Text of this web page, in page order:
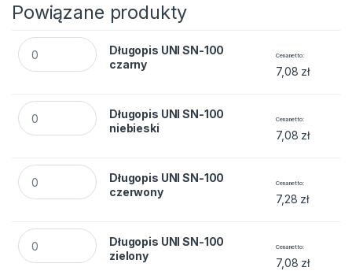
Powiązane produkty
Długopis UNI SN-100 czarny quantity
Długopis UNI SN-100
czarny
Cena netto
7,08 zł
Długopis UNI SN-100 niebieski quantity
Długopis UNI SN-100
niebieski
Cena netto
7,08 zł
Długopis UNI SN-100 czerwony quantity
Długopis UNI SN-100
czerwony
Cena netto
7,28 zł
Długopis UNI SN-100 zielony quantity
Długopis UNI SN-100
zielony
Cena netto
7,08 zł